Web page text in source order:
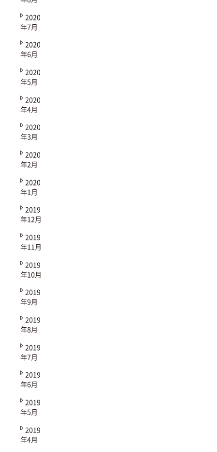
2020
年7月
2020
年6月
2020
年5月
2020
年4月
2020
年3月
2020
年2月
2020
年1月
2019
年12月
2019
年11月
2019
年10月
2019
年9月
2019
年8月
2019
年7月
2019
年6月
2019
年5月
2019
年4月